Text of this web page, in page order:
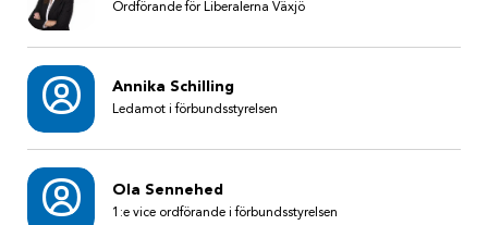
Ordförande för Liberalerna Växjö
Annika Schilling
Ledamot i förbundsstyrelsen
Ola Sennehed
1:e vice ordförande i förbundsstyrelsen